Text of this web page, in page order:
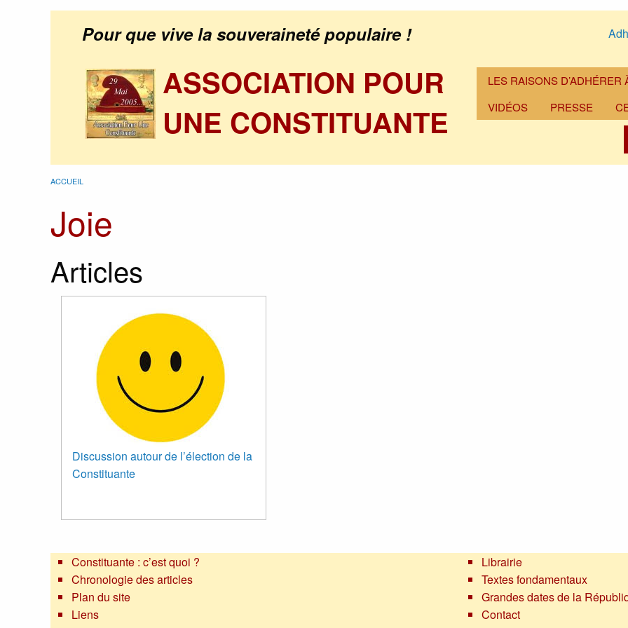
Pour que vive la souveraineté populaire !
ASSOCIATION POUR
UNE CONSTITUANTE
LES RAISONS D’ADHÉRER
VIDÉOS
PRESSE
ACCUEIL
Joie
Articles
Discussion autour de l’élection de la
Constituante
Constituante : c’est quoi ?
Chronologie des articles
Plan du site
Liens
Librairie
Textes fondamentaux
Grandes dates de la
Contact